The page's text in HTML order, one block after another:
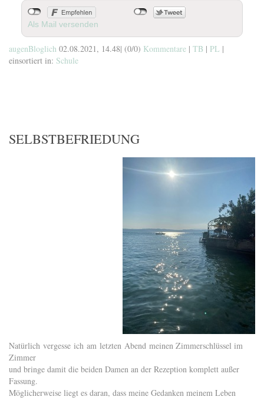
Als Mail versenden
augenBloglich 02.08.2021, 14.48| (0/0) Kommentare | TB | PL |
einsortiert in: Schule
SELBSTBEFRIEDUNG
Natürlich vergesse ich am letzten Abend meinen Zimmerschlüssel im
Zimmer
und bringe damit die beiden Damen an der Rezeption komplett außer
Fassung.
Möglicherweise liegt es daran, dass meine Gedanken meinem Leben